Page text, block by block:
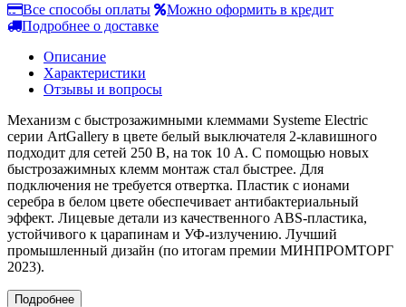
Все способы оплаты
Можно оформить в кредит
Подробнее о доставке
Описание
Характеристики
Отзывы и вопросы
Механизм с быстрозажимными клеммами Systeme Electric
серии ArtGallery в цвете белый выключателя 2-клавишного
подходит для сетей 250 В, на ток 10 А. С помощью новых
быстрозажимных клемм монтаж стал быстрее. Для
подключения не требуется отвертка. Пластик с ионами
серебра в белом цвете обеспечивает антибактериальный
эффект. Лицевые детали из качественного ABS-пластика,
устойчивого к царапинам и УФ-излучению. Лучший
промышленный дизайн (по итогам премии МИНПРОМТОРГ
2023).
Подробнее